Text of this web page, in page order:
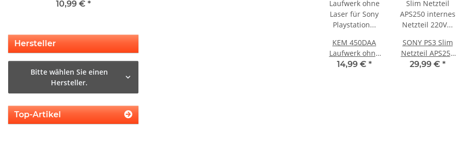
KEM 450DAA
Laufwerk ohne
Laser für Sony
14,99 € *
SONY PS3 Slim
Netzteil APS250
internes Netzteil
29,99 € *
gebraucht
10,99 € *
Slim gebraucht
14,99 €*
Hersteller
Bitte wählen Sie einen
Hersteller.
Top-Artikel